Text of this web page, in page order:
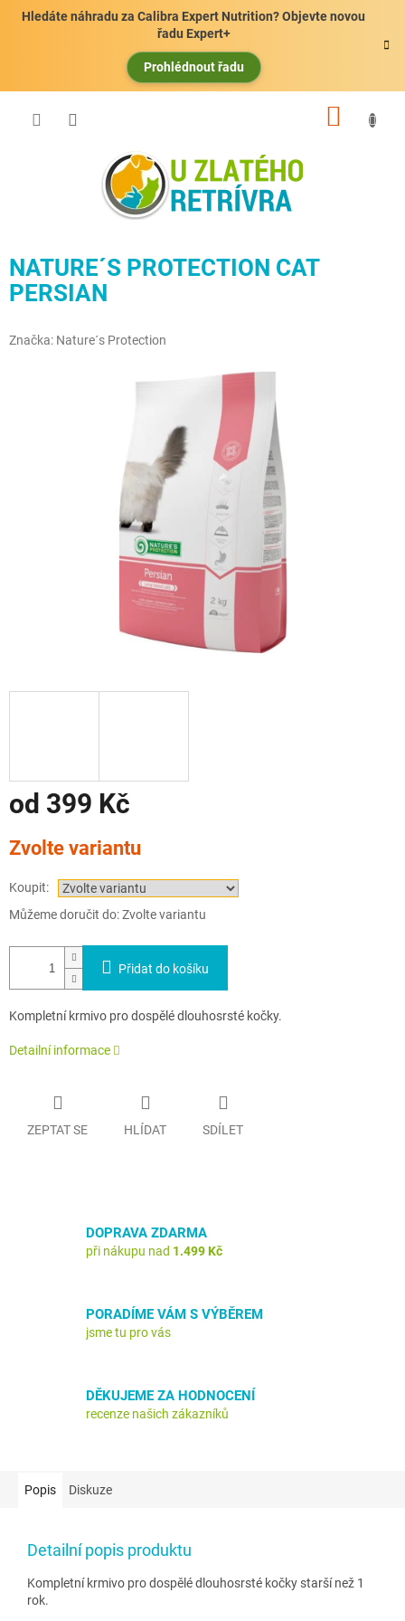
Hledáte náhradu za Calibra Expert Nutrition? Objevte novou
řadu Expert+
Prohlédnout řadu
NATURE´S PROTECTION CAT
PERSIAN
Značka: Nature´s Protection
od 399 Kč
cena:
Zvolte variantu
Koupit:
Můžeme doručit do:Zvolte variantu
Přidat do košíku
Kompletní krmivo pro dospělé dlouhosrsté kočky.
Detailní informace
ZEPTAT SE HLÍDAT SDÍLET
DOPRAVA ZDARMA
při nákupu nad 1.499 Kč
PORADÍME VÁM S VÝBĚREM
jsme tu pro vás
DĚKUJEME ZA HODNOCENÍ
recenze našich zákazníků
Popis Diskuze
Detailní popis produktu
Kompletní krmivo pro dospělé dlouhosrsté kočky starší než 1
rok.